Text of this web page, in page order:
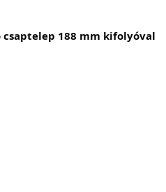
188 mm kifolyóval